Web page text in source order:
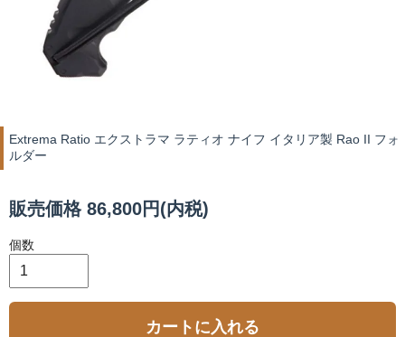
Extrema Ratio エクストラマ ラティオ ナイフ イタリア製 Rao II フォ
ルダー
販売価格 86,800円(内税)
個数
カートに入れる